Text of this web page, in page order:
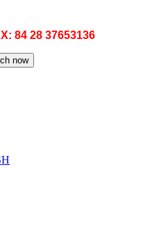
84 28 37653136
now